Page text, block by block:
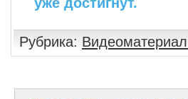
Рубрика: